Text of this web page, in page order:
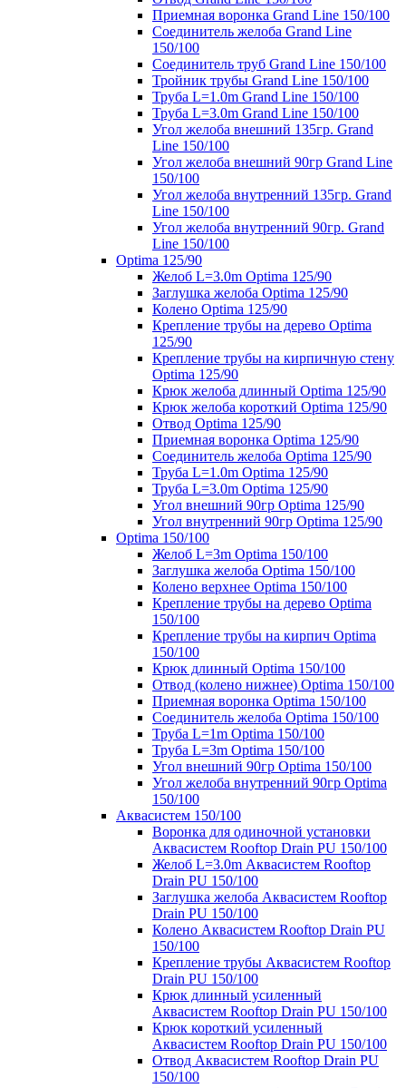
Приемная воронка Grand Line 150/100
Соединитель желоба Grand Line
150/100
Соединитель труб Grand Line 150/100
Тройник трубы Grand Line 150/100
Труба L=1.0m Grand Line 150/100
Труба L=3.0m Grand Line 150/100
Угол желоба внешний 135гр. Grand
Line 150/100
Угол желоба внешний 90гр Grand Line
150/100
Угол желоба внутренний 135гр. Grand
Line 150/100
Угол желоба внутренний 90гр. Grand
Line 150/100
Optima 125/90
Желоб L=3.0m Optima 125/90
Заглушка желоба Optima 125/90
Колено Optima 125/90
Крепление трубы на дерево Optima
125/90
Крепление трубы на кирпичную стену
Optima 125/90
Крюк желоба длинный Optima 125/90
Крюк желоба короткий Optima 125/90
Отвод Optima 125/90
Приемная воронка Optima 125/90
Соединитель желоба Optima 125/90
Труба L=1.0m Optima 125/90
Труба L=3.0m Optima 125/90
Угол внешний 90гр Optima 125/90
Угол внутренний 90гр Optima 125/90
Optima 150/100
Желоб L=3m Optima 150/100
Заглушка желоба Optima 150/100
Колено верхнее Optima 150/100
Крепление трубы на дерево Optima
150/100
Крепление трубы на кирпич Optima
150/100
Крюк длинный Optima 150/100
Отвод (колено нижнее) Optima 150/100
Приемная воронка Optima 150/100
Соединитель желоба Optima 150/100
Труба L=1m Optima 150/100
Труба L=3m Optima 150/100
Угол внешний 90гр Optima 150/100
Угол желоба внутренний 90гр Optima
150/100
Аквасистем 150/100
Воронка для одиночной установки
Аквасистем Rooftop Drain PU 150/100
Желоб L=3.0m Аквасистем Rooftop
Drain PU 150/100
Заглушка желоба Аквасистем Rooftop
Drain PU 150/100
Колено Аквасистем Rooftop Drain PU
150/100
Крепление трубы Аквасистем Rooftop
Drain PU 150/100
Крюк длинный усиленный
Аквасистем Rooftop Drain PU 150/100
Крюк короткий усиленный
Аквасистем Rooftop Drain PU 150/100
Отвод Аквасистем Rooftop Drain PU
150/100